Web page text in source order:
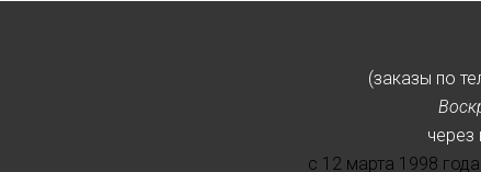
(заказы по
с 12 марта 1998